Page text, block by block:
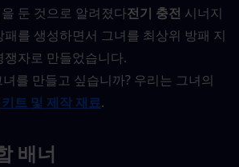
둔 것으로 알려졌다전기 충전 시너지
를 생성하면서 그녀를 최상위 방패 지
자로 만들었습니다.
를 만들고 싶습니까? 우리는 그녀의
키트 및 제작 재료.
배너